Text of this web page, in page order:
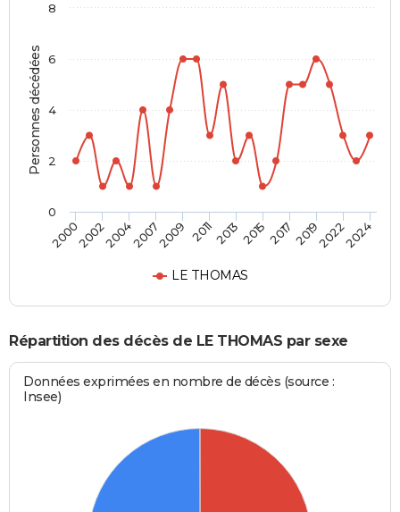
Personnes décédées
LE THOMAS
20002002200420072009 2011201320152017201920222024
0
2
4
6
8
Répartition des décès de LE THOMAS par sexe
Données exprimées en nombre de décès (source :
Insee)